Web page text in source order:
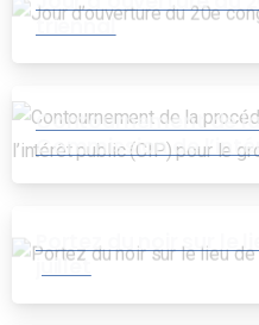
triennal
Contournement de
Commission de
pour le groupe EB
Portez du noir sur le
juillet